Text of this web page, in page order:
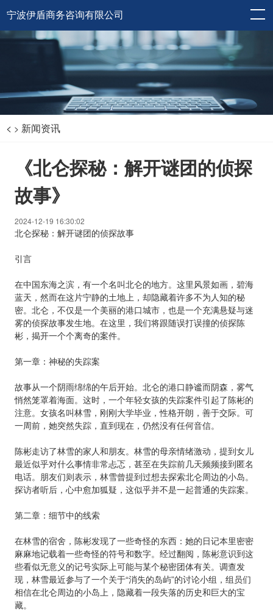
宁波伊盾商务咨询有限公司
< > 新闻资讯
《北仑探秘：解开谜团的侦探
故事》
2024-12-19 16:30:02
北仑探秘：解开谜团的侦探故事
引言
在中国东海之滨，有一个名叫北仑的地方。这里风景如画，碧海
蓝天，然而在这片宁静的土地上，却隐藏着许多不为人知的秘
密。北仑，不仅是一个美丽的港口城市，也是一个充满悬疑与迷
雾的侦探故事发生地。在这里，我们将跟随误打误撞的侦探陈
彬，揭开一个个离奇的案件。
第一章：神秘的失踪案
故事从一个阴雨绵绵的午后开始。北仑的港口静谧而阴森，雾气
悄然笼罩着海面。这时，一个年轻女孩的失踪案件引起了陈彬的
注意。女孩名叫林雪，刚刚大学毕业，性格开朗，善于交际。可
一周前，她突然失踪，直到现在，仍然没有任何音信。
陈彬走访了林雪的家人和朋友。林雪的母亲情绪激动，提到女儿
最近似乎对什么事情非常忐忑，甚至在失踪前几天频频接到匿名
电话。朋友们则表示，林雪曾提到过想去探索北仑周边的小岛。
探访者听后，心中愈加狐疑，这似乎并不是一起普通的失踪案。
第二章：细节中的线索
在林雪的宿舍，陈彬发现了一些奇怪的东西：她的日记本里密密
麻麻地记载着一些奇怪的符号和数字。经过翻阅，陈彬意识到这
些看似无意义的记号实际上可能与某个秘密团体有关。调查发
现，林雪最近参与了一个关于“消失的岛屿”的讨论小组，组员们
相信在北仑周边的小岛上，隐藏着一段失落的历史和巨大的宝
藏。